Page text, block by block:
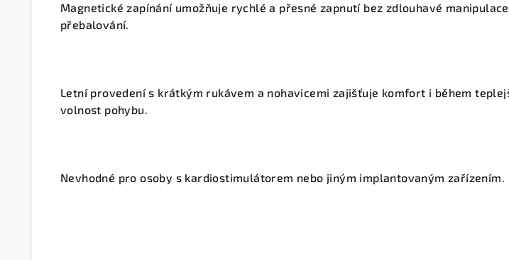
Magnetické zapínání umožňuje rychlé a přesné zapnutí bez zdlouhavé
přebalování.
Letní provedení s krátkým rukávem a nohavicemi zajišťuje komfort i během
volnost pohybu.
Nevhodné pro osoby s kardiostimulátorem nebo jiným implantovaným zařízením.